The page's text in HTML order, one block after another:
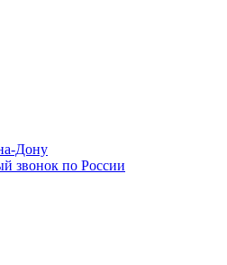
Дону
звонок по России